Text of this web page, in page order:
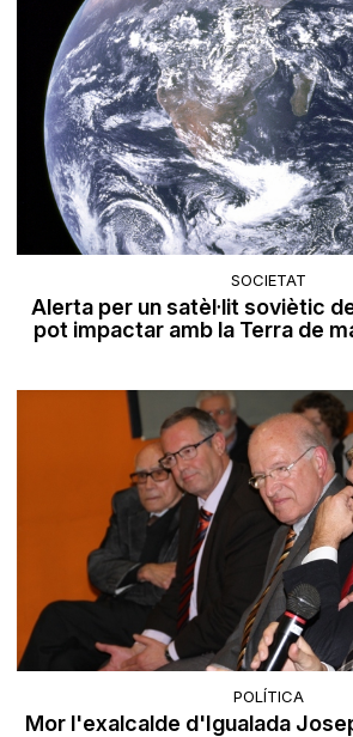
SOCIETAT
Alerta per un satèl·lit soviètic
pot impactar amb la Terra de
POLÍTICA
Mor l'exalcalde d'Igualada